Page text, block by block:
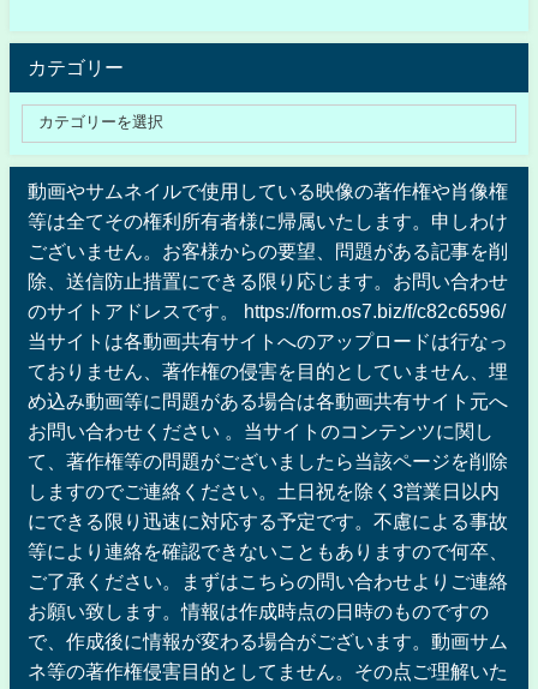
カテゴリー
動画やサムネイルで使用している映像の著作権や肖像権
等は全てその権利所有者様に帰属いたします。申しわけ
ございません。お客様からの要望、問題がある記事を削
除、送信防止措置にできる限り応じます。お問い合わせ
のサイトアドレスです。 https://form.os7.biz/f/c82c6596/
当サイトは各動画共有サイトへのアップロードは行なっ
ておりません、著作権の侵害を目的としていません、埋
め込み動画等に問題がある場合は各動画共有サイト元へ
お問い合わせください 。当サイトのコンテンツに関し
て、著作権等の問題がございましたら当該ページを削除
しますのでご連絡ください。土日祝を除く3営業日以内
にできる限り迅速に対応する予定です。不慮による事故
等により連絡を確認できないこともありますので何卒、
ご了承ください。まずはこちらの問い合わせよりご連絡
お願い致します。情報は作成時点の日時のものですの
で、作成後に情報が変わる場合がございます。動画サム
ネ等の著作権侵害目的としてません。その点ご理解いた